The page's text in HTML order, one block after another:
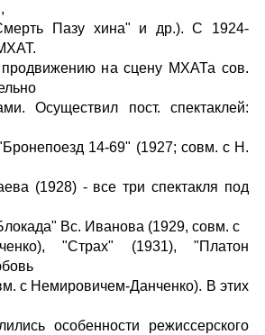
Пазу хина" и др.). С 1924-
продвижению на сцену МХАТа сов.
Осуществил пост. спектаклей:
14-69" (1927; совм. с Н.
(1928) - все три спектакля под
Вс. Иванова (1929, совм. с
"Страх" (1931), "Платон
с Немировичем-Данченко). В этих
особенности режиссерского